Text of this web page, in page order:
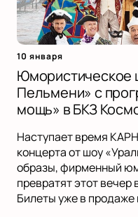
10 января
Юмористическое
Пельмени» с
мощь» в БКЗ
Наступает время
концерта от шоу
образы, фирменный
превратят этот
Билеты уже в